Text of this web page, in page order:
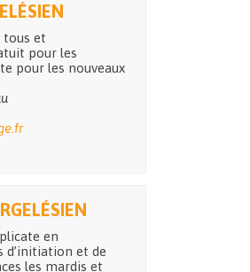
tous et
pour les
pour les nouveaux
en
d’initiation et de
les mardis et